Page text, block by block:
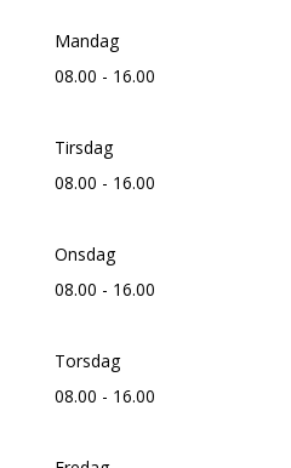
Mandag
08.00 - 16.00
Tirsdag
08.00 - 16.00
Onsdag
08.00 - 16.00
Torsdag
08.00 - 16.00